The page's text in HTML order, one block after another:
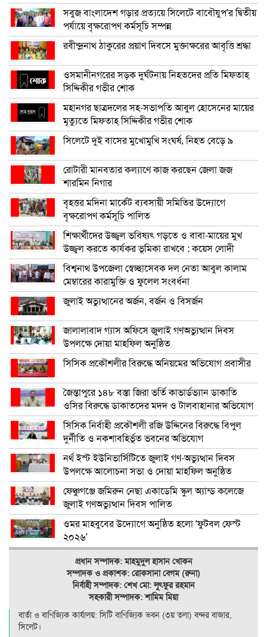
সবুজ বাংলাদেশ গড়ার প্রত্যয়ে সিলেটে বাবৌযুপ’র দ্বিতীয়
পর্যায়ে বৃক্ষরোপণ কর্মসূচি সম্পন্ন
রবীন্দ্রনাথ ঠাকুরের প্রয়াণ দিবসে মুক্তাক্ষরের আবৃত্তি শ্রদ্ধা
ওসমানীনগরের সড়ক দুর্ঘটনায় নিহতদের প্রতি মিফতাহ্
সিদ্দিকীর গভীর শোক
মহানগর ছাত্রদলের সহ-সভাপতি আবুল হোসেনের মায়ের
মৃত্যুতে মিফতাহ্ সিদ্দিকীর গভীর শোক
সিলেটে দুই বাসের মুখোমুখি সংঘর্ষ, নিহত বেড়ে ৯
রোটারী মানবতার কল্যাণে কাজ করছেন জেলা জজ
শারমিন নিগার
বৃহত্তর মদিনা মার্কেট ব্যবসায়ী সমিতির উদ্যোগে
বৃক্ষরোপণ কর্মসূচি পালিত
শিক্ষার্থীদের উজ্জ্বল ভবিষ্যৎ গড়তে ও বাবা-মায়ের মুখ
উজ্জ্বল করতে কার্যকর ভূমিকা রাখবে : কয়েস লোদী
বিশ্বনাথ উপজেলা স্বেচ্ছাসেবক দল নেতা আবুল কালাম
মেম্বারের কারামুক্তি ও ফুলেল সংবর্ধনা
জুলাই অভ্যুত্থানের অর্জন, বর্জন ও বিসর্জন
জালালাবাদ গ্যাস অফিসে জুলাই গণঅভ্যুত্থান দিবস
উপলক্ষে দোয়া মাহফিল অনুষ্ঠিত
সিসিক প্রকৌশলীর বিরুদ্ধে অনিয়মের অভিযোগ প্রবাসীর
জৈন্তাপুরে ১৪৮ বস্তা জিরা ভর্তি কাভার্ডভ্যান ডাকাতি
ওসির বিরুদ্ধে ডাকাতদের মদদ ও টালবাহানার অভিযোগ
সিসিক নির্বাহী প্রকৌশলী রজি উদ্দিনের বিরুদ্ধে বিপুল
দুর্নীতি ও নকশাবহির্ভূত ভবনের অভিযোগ
নর্থ ইস্ট ইউনিভার্সিটিতে জুলাই গণ-অভ্যুত্থান দিবস
উপলক্ষে আলোচনা সভা ও দোয়া মাহফিল অনুষ্ঠিত
ফেঞ্চুগঞ্জে জমিরুন নেছা একাডেমি স্কুল অ্যান্ড কলেজে
জুলাই গণঅভ্যুত্থান দিবস পালিত
ওমর মাহবুবের উদ্যোগে অনুষ্ঠিত হলো ‘ফুটবল ফেস্ট
২০২৬’
প্রধান সম্পাদক: মাহমুদুল হাসান খোকন
সম্পাদক ও প্রকাশক: রোকসানা বেগম (রুনা)
নির্বাহী সম্পাদক: শেখ মো: লুৎফুর রহমান
সহকারী সম্পাদক: শামিম মিয়া
বার্তা ও বাণিজ্যিক কার্যালয়: সিটি বাণিজ‍্যিক ভবন (৩য় তলা) বন্দর বাজার,
সিলেট।